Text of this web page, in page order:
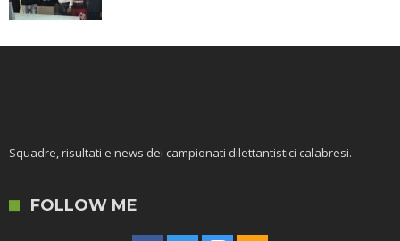
Squadre, risultati e news dei campionati dilettantistici calabresi.
FOLLOW ME